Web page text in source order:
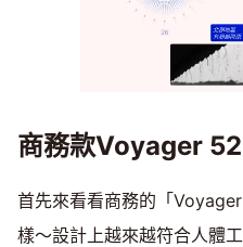
商務款Voyager
首先來看看商務的「
樣～設計上越來越符合人體